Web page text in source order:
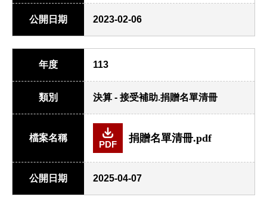
公開日期 2023-02-06
年度 113
類別 決算 - 接受補助.捐贈名單清冊
檔案名稱
PDF
捐贈名單清冊.pdf
公開日期 2025-04-07